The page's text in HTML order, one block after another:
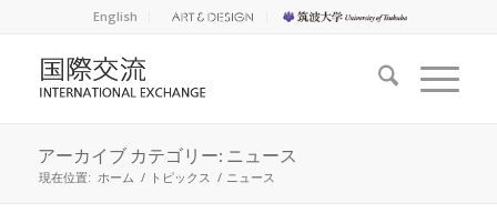
English
アーカイブ カテゴリー: ニュース
現在位置: ホーム / トピックス / ニュース